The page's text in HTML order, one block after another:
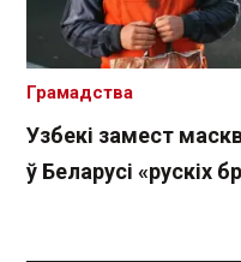
Узбекі замест
ў Беларусі «рускіх
Грамадства